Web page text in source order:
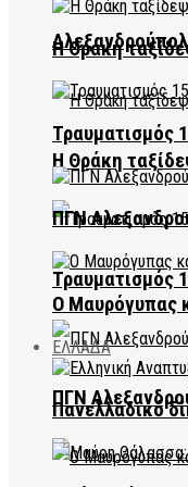
Η Θράκη
Τραυματισμός
ΠΓΝ
Η Θράκη
Τραυματισμός
ΠΓΝ
Ο Μαυρόγυπας
ΕΛΛΑΔΑ
Πανελλαδικό